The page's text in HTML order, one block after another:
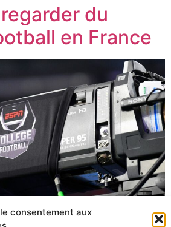
consentement aux
du
en France
College Football en France Nous